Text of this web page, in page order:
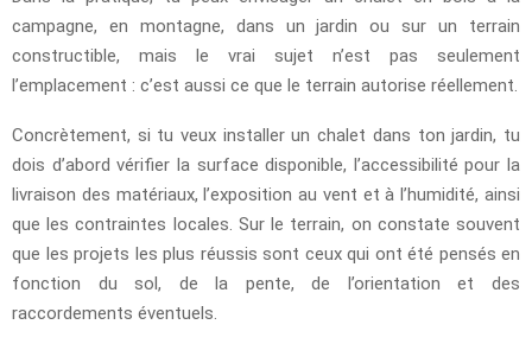
campagne, en montagne, dans un jardin ou sur un terrain
constructible, mais le vrai sujet n’est pas seulement
l’emplacement : c’est aussi ce que le terrain autorise réellement.
Concrètement, si tu veux installer un chalet dans ton jardin, tu
dois d’abord vérifier la surface disponible, l’accessibilité pour la
livraison des matériaux, l’exposition au vent et à l’humidité, ainsi
que les contraintes locales. Sur le terrain, on constate souvent
que les projets les plus réussis sont ceux qui ont été pensés en
fonction du sol, de la pente, de l’orientation et des
raccordements éventuels.